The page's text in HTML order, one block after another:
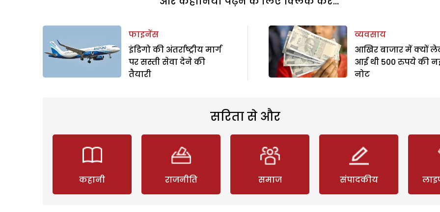
फाइनेंस
इंडिगो की अंतर्राष्ट्रीय मार्ग
पर सस्ती सेवा देने की
तैयारी
व्यवसाय
आखिर बाजार में क्यों
आई थी 500 रुपये की
नोट
सरिता से और
कहानी राजनीति समाज संपादकीय